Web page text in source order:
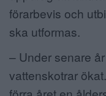
MER
förarbevis och
ska utformas.
– Under senare
vattenskotrar